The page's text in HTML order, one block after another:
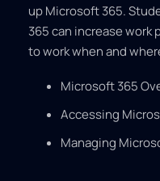
up Microsoft 365.
365 can increase
to work when and
Microsoft 365
Accessing
Managing